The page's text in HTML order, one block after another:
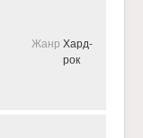
Жанр Хард-
рок